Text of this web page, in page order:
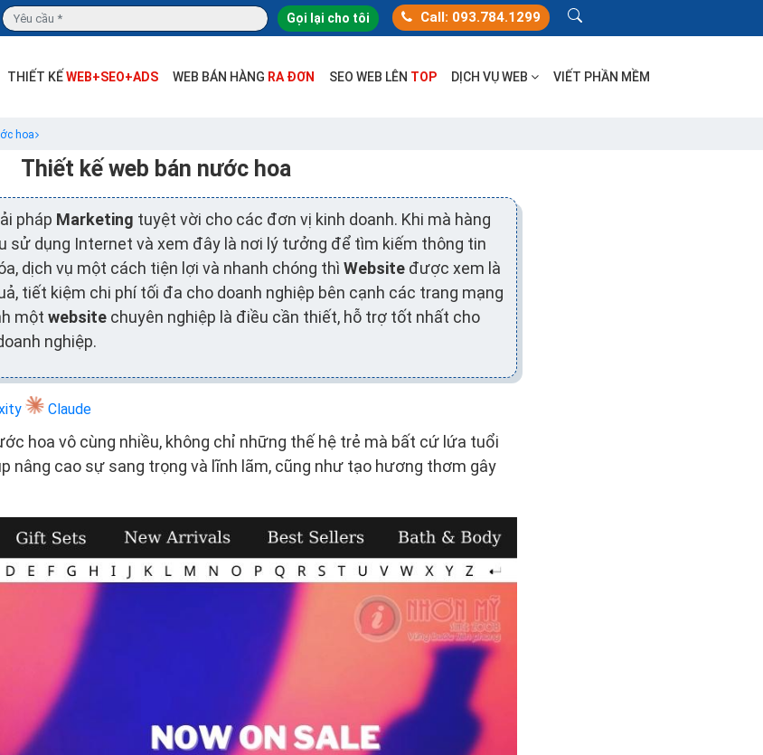
Gọi lại cho tôi Call: 093.784.1299
THIẾT KẾWEB+SEO+ADS WEB BÁN HÀNG RA ĐƠN SEO WEB LÊN TOP DỊCH VỤ WEB VIẾT PHẦN MỀM
hoa
Thiết kế web bán nước hoa
pháp Marketing tuyệt vời cho các đơn vị kinh doanh. Khi mà hàng
sử dụng Internet và xem đây là nơi lý tưởng để tìm kiếm thông tin
dịch vụ một cách tiện lợi và nhanh chóng thì Website được xem là
tiết kiệm chi phí tối đa cho doanh nghiệp bên cạnh các trang mạng
một website chuyên nghiệp là điều cần thiết, hỗ trợ tốt nhất cho
nghiệp.
Claude
hoa vô cùng nhiều, không chỉ những thế hệ trẻ mà bất cứ lứa tuổi
nâng cao sự sang trọng và lĩnh lãm, cũng như tạo hương thơm gây